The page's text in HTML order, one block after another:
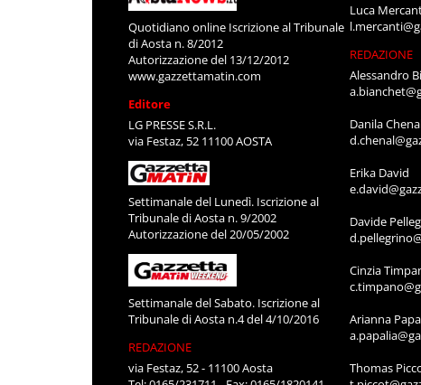
Quotidiano online Iscrizione al Tribunale
di Aosta n. 8/2012
Autorizzazione del 13/12/2012
www.gazzettamatin.com
Editore
LG PRESSE S.R.L.
via Festaz, 52 11100 AOSTA
Settimanale del Lunedì. Iscrizione al
Tribunale di Aosta n. 9/2002
Autorizzazione del 20/05/2002
Settimanale del Sabato. Iscrizione al
Tribunale di Aosta n.4 del 4/10/2016
REDAZIONE
via Festaz, 52 - 11100 Aosta
Luca
REDAZIONE
Alessandro
Danila
Erika David
Davide
Cinzia
Arianna
Thomas